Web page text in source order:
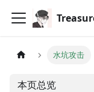
水坑攻击
本页总览